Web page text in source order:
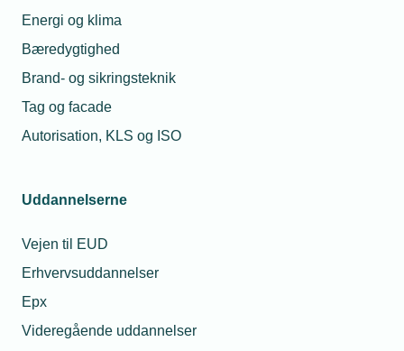
Energi og klima
Bæredygtighed
Brand- og sikringsteknik
Tag og facade
Autorisation, KLS og ISO
Uddannelserne
Vejen til EUD
Erhvervsuddannelser
Epx
Videregående uddannelser